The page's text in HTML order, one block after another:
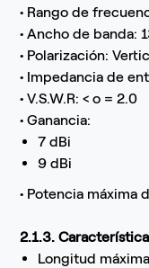
• Rango de
• Ancho de banda:
• Polarización:
• Impedancia de
• V.S.W.R: < o = 2.0
• Ganancia:
7 dBi
9 dBi
• Potencia máxima
2.1.3.
Longitud